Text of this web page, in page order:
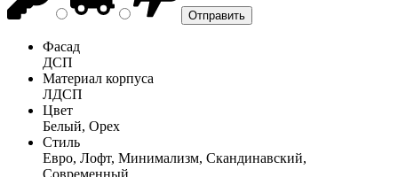
Фасад
ДСП
Материал корпуса
ЛДСП
Цвет
Белый, Орех
Стиль
Евро, Лофт, Минимализм, Скандинавский,
Современный